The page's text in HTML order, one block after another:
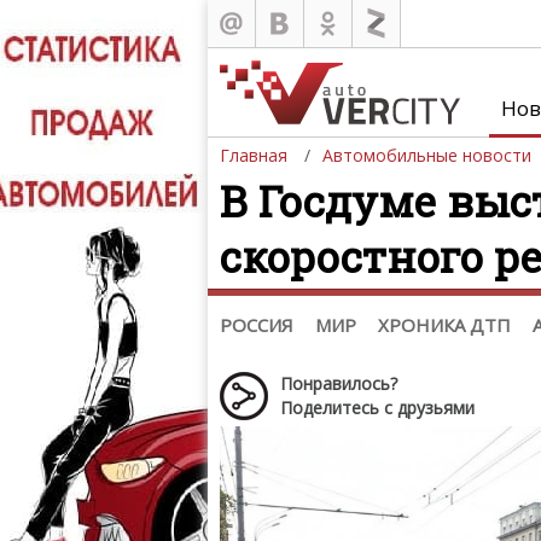
Главная Автомобильные новости
В Госдуме
скоростного
РОССИЯ МИР ХРОНИКА ДТП
Новости
Россия,
Украина, Беларусь
Азербайджан
Мировые новости
Автобизнес,
Мототехника
Шпионские фото
Звездные новости
Тизеры. Рисунки. Скетчи
Понравилось?
Поделитесь с друзьями